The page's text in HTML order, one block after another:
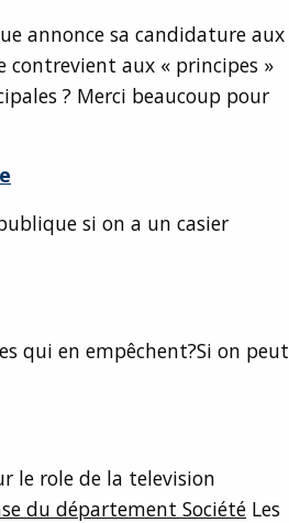
annonce sa candidature aux
contrevient aux « principes »
? Merci beaucoup pour
si on a un casier
qui en empêchent?Si on peut
le role de la television
du département Société Les